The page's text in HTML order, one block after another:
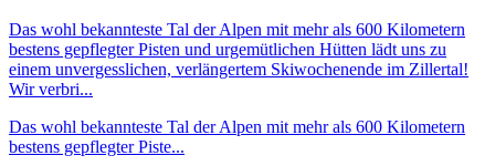
Das wohl bekannteste Tal der Alpen mit mehr als 600 Kilometern
bestens gepflegter Pisten und urgemütlichen Hütten lädt uns zu
einem unvergesslichen, verlängertem Skiwochenende im Zillertal!
Wir verbri...
Das wohl bekannteste Tal der Alpen mit mehr als 600 Kilometern
bestens gepflegter Piste...